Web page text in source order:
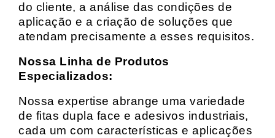
do cliente, a análise das condições de
aplicação e a criação de soluções que
atendam precisamente a esses requisitos.
Nossa Linha de Produtos
Especializados:
Nossa expertise abrange uma variedade
de fitas dupla face e adesivos industriais,
cada um com características e aplicações